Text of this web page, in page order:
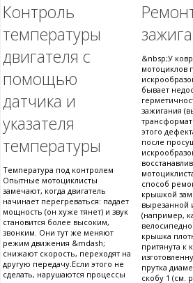
Контроль
температуры
двигателя с
помощью
датчика и
указателя
температуры
Температура под контролем
Опытные мотоциклисты
замечают, когда двигатель
начинает перегреваться: падает
мощность (он хуже тянет) и звук
становится более высоким,
звонким. Они тут же меняют
режим движения &mdash;
снижают скорость, переходят на
другую передачу.Если этого не
сделать, нарушаются процессы
&nbsp;У
мотоциклов
бывает
зажигания
этого
после
способ
крышкой
вырезанной
(например,
крышка
притянута к
прутка
скобу 1 (см.